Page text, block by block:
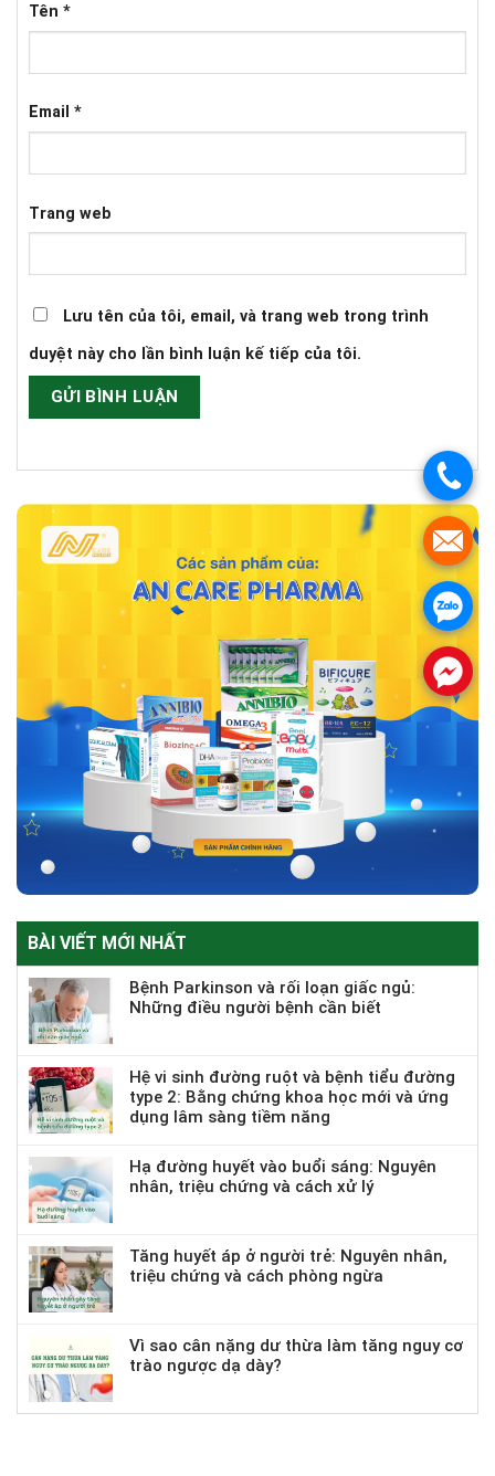
Tên *
Email *
Trang web
Lưu tên của tôi, email, và trang web trong trình
duyệt này cho lần bình luận kế tiếp của tôi.
BÀI VIẾT MỚI NHẤT
Bệnh Parkinson và rối loạn giấc ngủ:
Những điều người bệnh cần biết
Hệ vi sinh đường ruột và bệnh tiểu đường
type 2: Bằng chứng khoa học mới và ứng
dụng lâm sàng tiềm năng
Hạ đường huyết vào buổi sáng: Nguyên
nhân, triệu chứng và cách xử lý
Tăng huyết áp ở người trẻ: Nguyên nhân,
triệu chứng và cách phòng ngừa
Vì sao cân nặng dư thừa làm tăng nguy cơ
trào ngược dạ dày?
.
.
.
.